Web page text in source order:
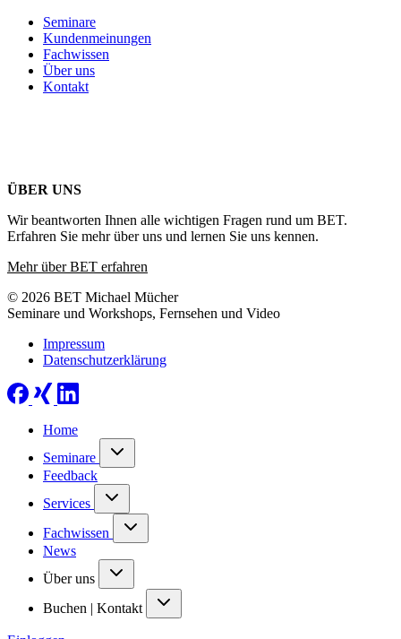
Seminare
Kundenmeinungen
Fachwissen
Über uns
Kontakt
ÜBER UNS
Wir beantworten Ihnen alle wichtigen Fragen rund um BET.
Erfahren Sie mehr über uns und lernen Sie uns kennen.
Mehr über BET erfahren
© 2026 BET Michael Mücher
Seminare und Workshops, Fernsehen und Video
Impressum
Datenschutzerklärung
Home
Seminare
Feedback
Services
Fachwissen
News
Über uns
Buchen | Kontakt